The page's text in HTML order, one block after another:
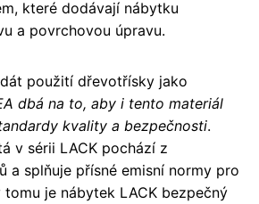
které dodávají nábytku
a povrchovou úpravu.
použití dřevotřísky jako
dbá na to, aby i tento materiál
kvality a bezpečnosti.
v sérii LACK pochází z
a splňuje přísné emisní normy pro
je nábytek LACK bezpečný